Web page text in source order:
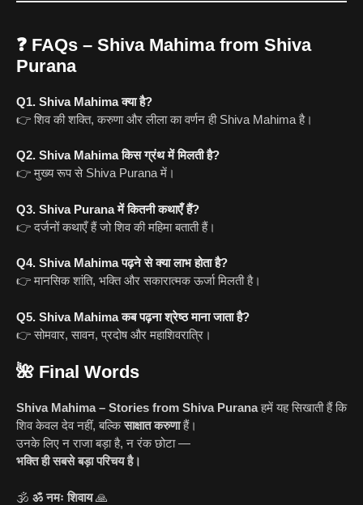
❓ FAQs – Shiva Mahima from Shiva
Purana
Q1. Shiva Mahima क्या है?
👉 शिव की शक्ति, करुणा और लीला का वर्णन ही Shiva Mahima है।
Q2. Shiva Mahima किस ग्रंथ में मिलती है?
👉 मुख्य रूप से Shiva Purana में।
Q3. Shiva Purana में कितनी कथाएँ हैं?
👉 दर्जनों कथाएँ हैं जो शिव की महिमा बताती हैं।
Q4. Shiva Mahima पढ़ने से क्या लाभ होता है?
👉 मानसिक शांति, भक्ति और सकारात्मक ऊर्जा मिलती है।
Q5. Shiva Mahima कब पढ़ना श्रेष्ठ माना जाता है?
👉 सोमवार, सावन, प्रदोष और महाशिवरात्रि।
🌺 Final Words
Shiva Mahima – Stories from Shiva Puranaहमें यह सिखाती हैं कि
शिव केवल देव नहीं, बल्किसाक्षात करुणाहैं।
उनके लिए न राजा बड़ा है, न रंक छोटा —
भक्ति ही सबसे बड़ा परिचय है।
🕉️ ॐ नमः शिवाय🙏